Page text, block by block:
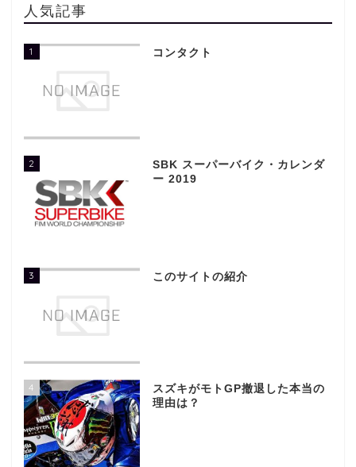
人気記事
1 コンタクト
2
SBK スーパーバイク・カレンダ
ー 2019
3 このサイトの紹介
4
スズキがモトGP撤退した本当の
理由は？